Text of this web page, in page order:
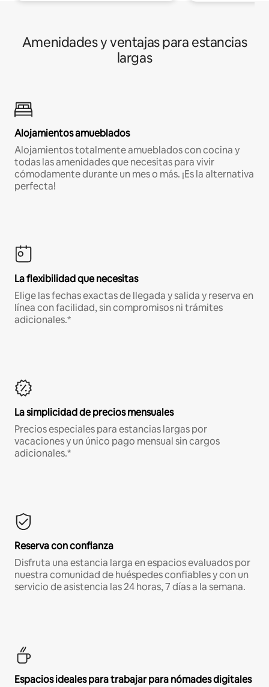
Amenidades y ventajas para estancias
largas
Alojamientos amueblados
Alojamientos totalmente amueblados con cocina y
todas las amenidades que necesitas para vivir
cómodamente durante un mes o más. ¡Es la alternativa
perfecta!
La flexibilidad que necesitas
Elige las fechas exactas de llegada y salida y reserva en
línea con facilidad, sin compromisos ni trámites
adicionales.*
La simplicidad de precios mensuales
Precios especiales para estancias largas por
vacaciones y un único pago mensual sin cargos
adicionales.*
Reserva con confianza
Disfruta una estancia larga en espacios evaluados por
nuestra comunidad de huéspedes confiables y con un
servicio de asistencia las 24 horas, 7 días a la semana.
Espacios ideales para trabajar para nómades digitales